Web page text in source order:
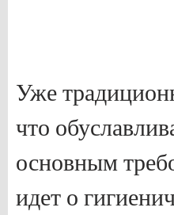
Уже
что
основным
идет о